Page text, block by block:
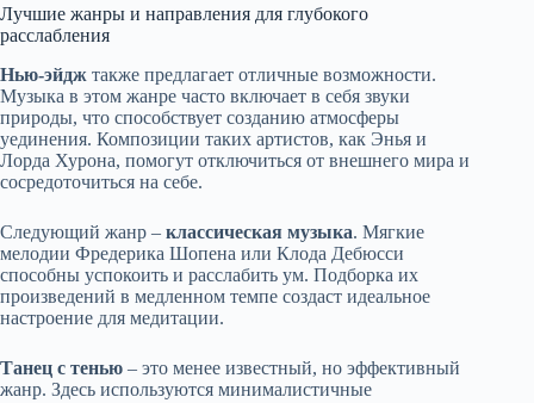
Лучшие жанры и направления для глубокого
расслабления
Нью-эйдж также предлагает отличные возможности.
Музыка в этом жанре часто включает в себя звуки
природы, что способствует созданию атмосферы
уединения. Композиции таких артистов, как Энья и
Лорда Хурона, помогут отключиться от внешнего мира и
сосредоточиться на себе.
Следующий жанр – классическая музыка. Мягкие
мелодии Фредерика Шопена или Клода Дебюсси
способны успокоить и расслабить ум. Подборка их
произведений в медленном темпе создаст идеальное
настроение для медитации.
Танец с тенью – это менее известный, но эффективный
жанр. Здесь используются минималистичные